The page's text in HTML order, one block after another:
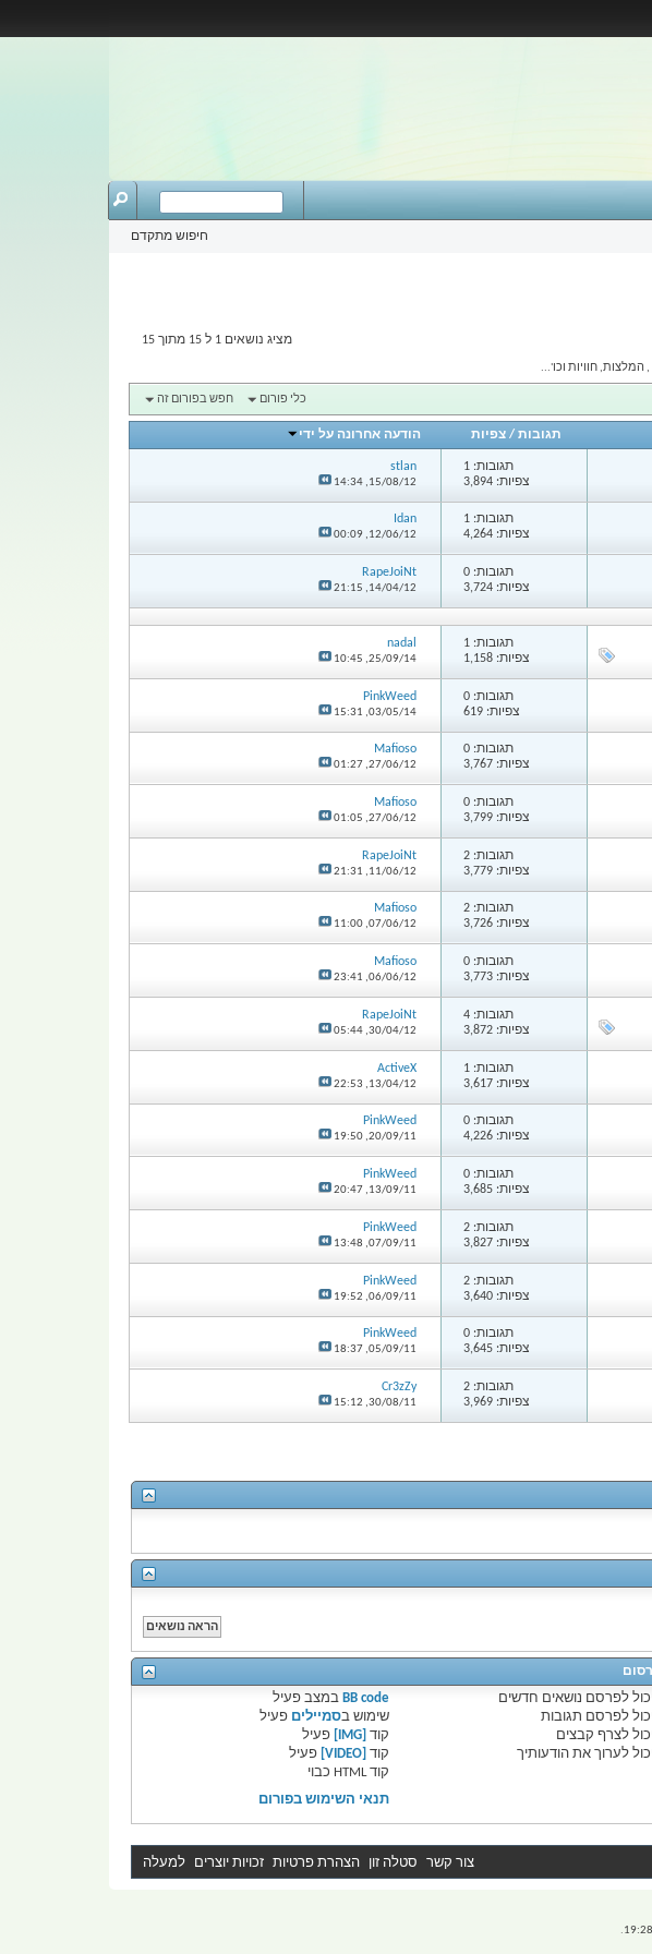
חיפוש מתקדם
מציג נושאים 1 ל 15 מתוך 15
חוויות וכו'...
כלי פורום חפש בפורום זה
תגובות /צפיות הודעה אחרונה על ידי
תגובות: 1
צפיות: 3,894
stlan
15/08/12,
14:34
תגובות: 1
צפיות: 4,264
Idan
12/06/12,
00:09
תגובות: 0
צפיות: 3,724
RapeJoiNt
14/04/12,
21:15
תגובות: 1
צפיות: 1,158
nadal
25/09/14,
10:45
תגובות: 0
צפיות: 619
PinkWeed
03/05/14,
15:31
תגובות: 0
צפיות: 3,767
Mafioso
27/06/12,
01:27
תגובות: 0
צפיות: 3,799
Mafioso
27/06/12,
01:05
תגובות: 2
צפיות: 3,779
RapeJoiNt
11/06/12,
21:31
תגובות: 2
צפיות: 3,726
Mafioso
07/06/12,
11:00
תגובות: 0
צפיות: 3,773
Mafioso
06/06/12,
23:41
תגובות: 4
צפיות: 3,872
RapeJoiNt
30/04/12,
05:44
תגובות: 1
צפיות: 3,617
ActiveX
13/04/12,
22:53
תגובות: 0
צפיות: 4,226
PinkWeed
20/09/11,
19:50
תגובות: 0
צפיות: 3,685
PinkWeed
13/09/11,
20:47
תגובות: 2
צפיות: 3,827
PinkWeed
07/09/11,
13:48
תגובות: 2
צפיות: 3,640
PinkWeed
06/09/11,
19:52
תגובות: 0
צפיות: 3,645
PinkWeed
05/09/11,
18:37
תגובות: 2
צפיות: 3,969
Cr3zZy
30/08/11,
15:12
לפרסם נושאים חדשים
לפרסם תגובות
לצרף קבצים
לערוך את הודעותיך
BB code במצב פעיל
שימוש בסמיילים פעיל
קוד
פעיל
קוד
פעיל
קוד HTML
כבוי
תנאי השימוש בפורום
צור קשר סטלה זון הצהרת פרטיות זכויות יוצרים למעלה
19:28
.